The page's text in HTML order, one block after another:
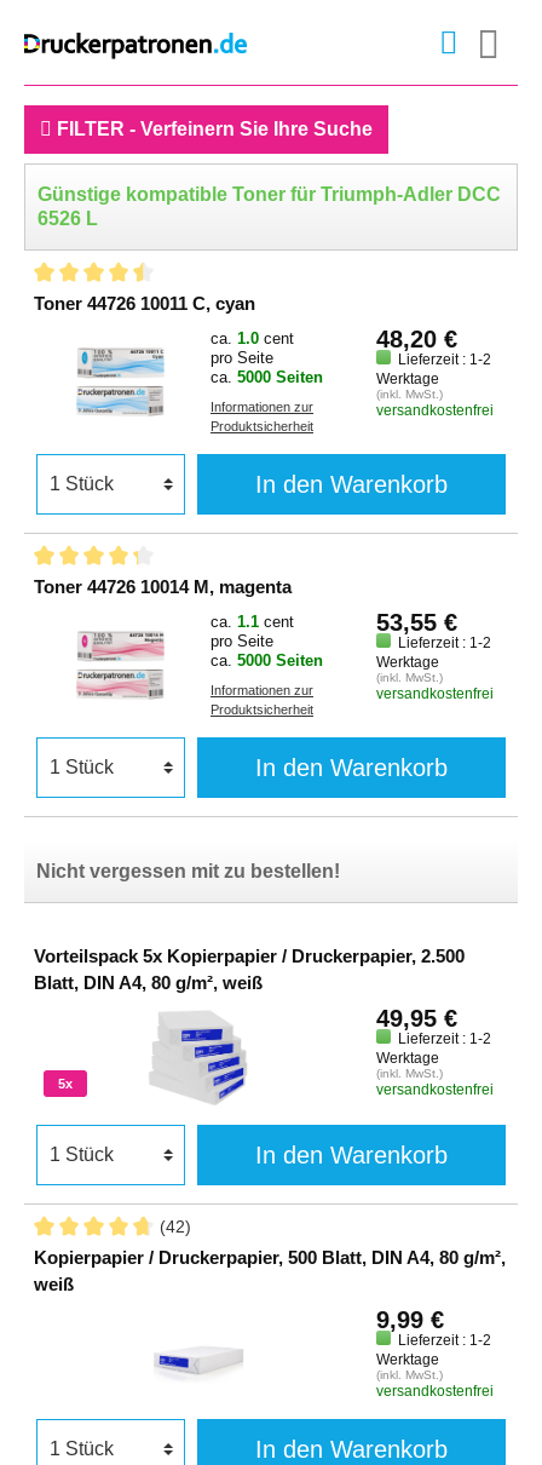
FILTER - Verfeinern Sie Ihre Suche
Günstige kompatible Toner für Triumph-Adler DCC
6526 L
Toner 44726 10011 C, cyan
ca. 1.0 cent
pro Seite
ca. 5000 Seiten
Informationen zur
Produktsicherheit
48,20 €
Lieferzeit : 1-2
Werktage
(inkl. MwSt.)
versandkostenfrei
In den Warenkorb
Toner 44726 10014 M, magenta
ca. 1.1 cent
pro Seite
ca. 5000 Seiten
Informationen zur
Produktsicherheit
53,55 €
Lieferzeit : 1-2
Werktage
(inkl. MwSt.)
versandkostenfrei
In den Warenkorb
Nicht vergessen mit zu bestellen!
Vorteilspack 5x Kopierpapier / Druckerpapier, 2.500
Blatt, DIN A4, 80 g/m², weiß
5x
49,95 €
Lieferzeit : 1-2
Werktage
(inkl. MwSt.)
versandkostenfrei
In den Warenkorb
(42)
Kopierpapier / Druckerpapier, 500 Blatt, DIN A4, 80 g/m²,
weiß
9,99 €
Lieferzeit : 1-2
Werktage
(inkl. MwSt.)
versandkostenfrei
In den Warenkorb